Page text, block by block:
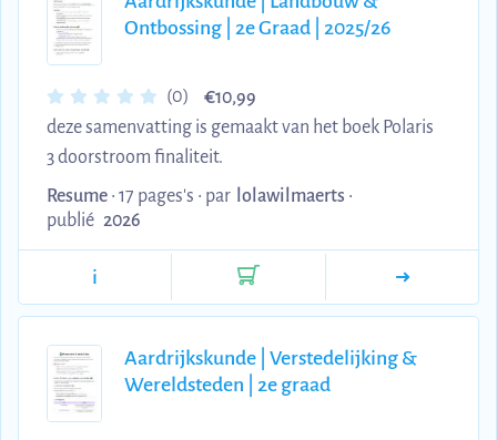
voorbeelden uit de les. Dit document helpt je snel
de economische kringloop te begrijpen met klare
diagrammen, concrete voorbeelden...
Ontbossing | 2e Graad | 2025/26
(0) €10,99
deze samenvatting is gemaakt van het boek Polaris
3 doorstroom finaliteit.
Resume • 17 pages's • par lolawilmaerts •
publié 2026
i
Aardrijkskunde | Verstedelijking &
Wereldsteden | 2e graad